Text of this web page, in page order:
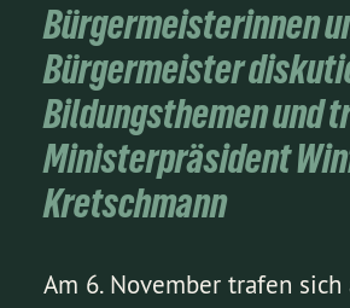
Bürgermeisterinnen
Bürgermeister
Bildungsthemen und
Ministerpräsident
Kretschmann
Am 6. November trafen